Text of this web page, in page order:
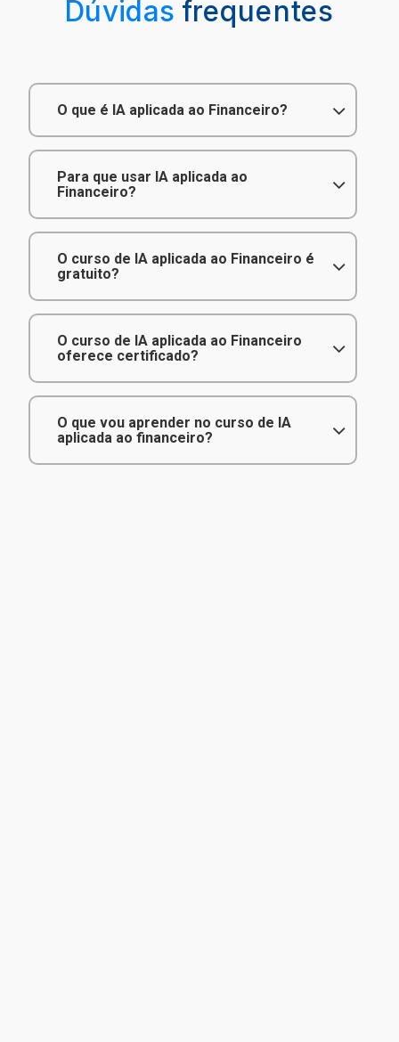
O que é IA aplicada ao Financeiro?
Para que usar IA aplicada ao
Financeiro?
O curso de IA aplicada ao Financeiro é
gratuito?
O curso de IA aplicada ao Financeiro
oferece certificado?
O que vou aprender no curso de IA
aplicada ao financeiro?
Dúvidas frequentes